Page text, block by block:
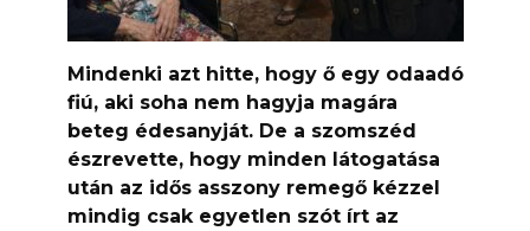
Mindenki azt hitte, hogy ő egy odaadó
fiú, aki soha nem hagyja magára
beteg édesanyját. De a szomszéd
észrevette, hogy minden látogatása
után az idős asszony remegő kézzel
mindig csak egyetlen szót írt az